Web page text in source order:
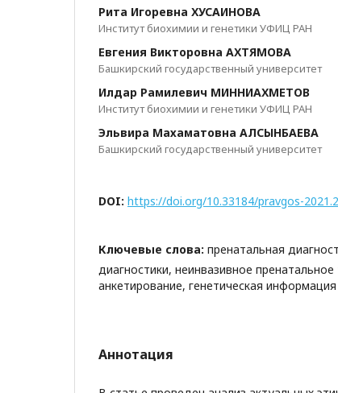
Рита Игоревна ХУСАИНОВА
Институт биохимии и генетики УФИЦ РАН
Евгения Викторовна АХТЯМОВА
Башкирский государственный университет
Илдар Рамилевич МИННИАХМЕТОВ
Институт биохимии и генетики УФИЦ РАН
Эльвира Махаматовна АЛСЫНБАЕВА
Башкирский государственный университет
DOI: https://doi.org/10.33184/pravgos-
Ключевые слова: пренатальная
диагностики, неинвазивное пренатальное
анкетирование, генетическая информация
Аннотация